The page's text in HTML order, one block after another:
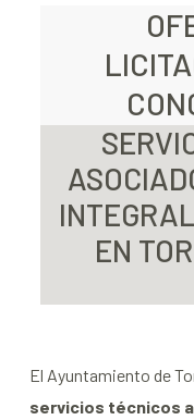
EN
El Ayuntamiento de
servicios técnicos